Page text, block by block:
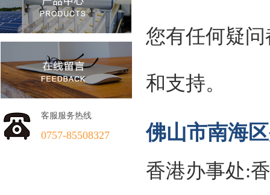
客服服务热线
0757-85508327
您有任何疑
和支持。
佛山市南海
香港办事处: